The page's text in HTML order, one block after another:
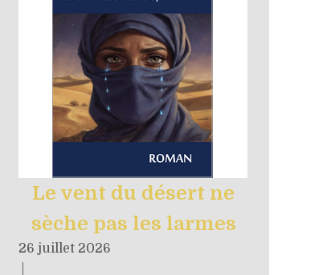
Le vent du désert ne
sèche pas les larmes
26 juillet 2026